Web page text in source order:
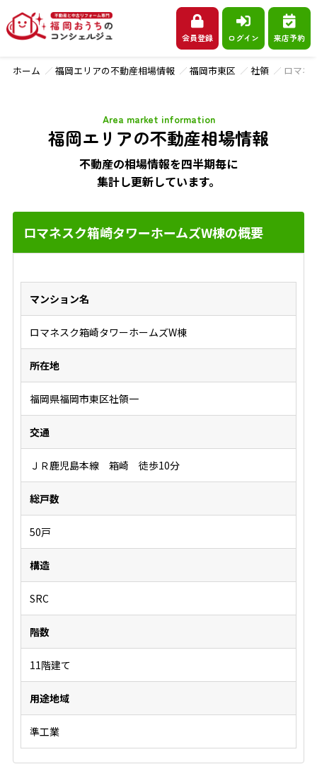
会員登録 ログイン 来店予約
ホーム 福岡エリアの不動産相場情報 福岡市東区 社領 ロマネ
福岡エリアの不動産相場情報
Area market information
不動産の相場情報を四半期毎に
集計し更新しています。
ロマネスク箱崎タワーホームズW棟の概要
マンション名
ロマネスク箱崎タワーホームズW棟
所在地
福岡県福岡市東区社領一
交通
ＪＲ鹿児島本線 箱崎 徒歩10分
総戸数
50戸
構造
SRC
階数
11階建て
用途地域
準工業